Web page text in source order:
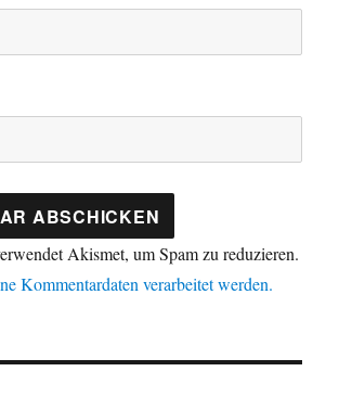
Akismet, um Spam zu reduzieren.
Kommentardaten verarbeitet werden.